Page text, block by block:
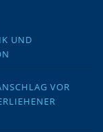
UND
VOR